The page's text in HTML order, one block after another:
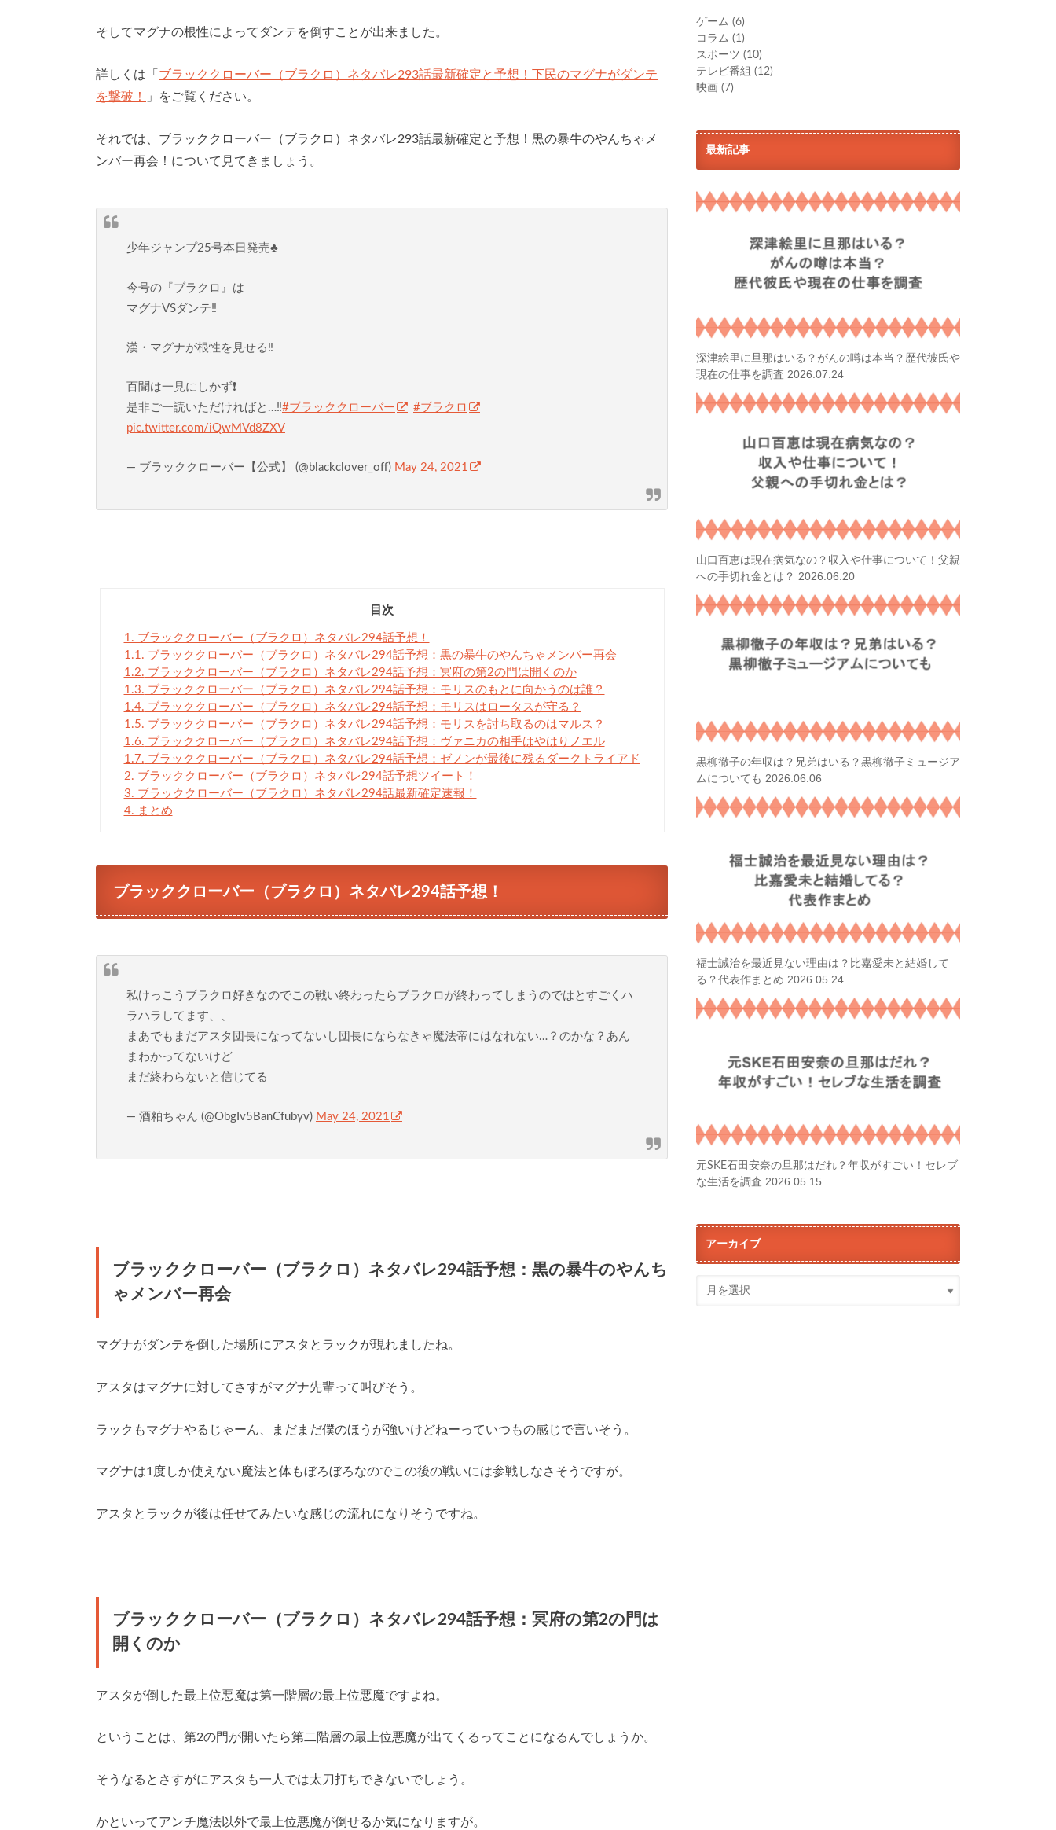
そしてマグナの根性によってダンテを倒すことが出来ました。
詳しくは「 ブラッククローバー（ブラクロ）ネタバレ293話最新確定と予想！下民のマグナがダンテ
を撃破！
」をご覧ください。
それでは、ブラッククローバー（ブラクロ）ネタバレ293話最新確定と予想！黒の暴牛のやんちゃメ
ンバー再会！について見てきましょう。
少年ジャンプ25号本日発売♣️
今号の『ブラクロ』は
マグナVSダンテ‼️
漢・マグナが根性を見せる‼️
百聞は一見にしかず❗️
是非ご一読いただければと…‼️#ブラッククローバー
#ブラクロ
pic.twitter.com/iQwMVd8ZXV
— ブラッククローバー【公式】 (@blackclover_off) May 24, 2021
目次
1. ブラッククローバー（ブラクロ）ネタバレ294話予想！
1.1. ブラッククローバー（ブラクロ）ネタバレ294話予想：黒の暴牛のやんちゃメンバー再会
1.2. ブラッククローバー（ブラクロ）ネタバレ294話予想：冥府の第2の門は開くのか
1.3. ブラッククローバー（ブラクロ）ネタバレ294話予想：モリスのもとに向かうのは誰？
1.4. ブラッククローバー（ブラクロ）ネタバレ294話予想：モリスはロータスが守る？
1.5. ブラッククローバー（ブラクロ）ネタバレ294話予想：モリスを討ち取るのはマルス？
1.6. ブラッククローバー（ブラクロ）ネタバレ294話予想：ヴァニカの相手はやはりノエル
1.7. ブラッククローバー（ブラクロ）ネタバレ294話予想：ゼノンが最後に残るダークトライアド
2. ブラッククローバー（ブラクロ）ネタバレ294話予想ツイート！
3. ブラッククローバー（ブラクロ）ネタバレ294話最新確定速報！
4. まとめ
ブラッククローバー（ブラクロ）ネタバレ294話予想！
私けっこうブラクロ好きなのでこの戦い終わったらブラクロが終わってしまうのではとすごくハ
ラハラしてます、、
まあでもまだアスタ団長になってないし団長にならなきゃ魔法帝にはなれない…？のかな？あん
まわかってないけど
まだ終わらないと信じてる
— 酒粕ちゃん (@ObgIv5BanCfubyv) May 24, 2021
ブラッククローバー（ブラクロ）ネタバレ294話予想：黒の暴牛のやんち
ゃメンバー再会
マグナがダンテを倒した場所にアスタとラックが現れましたね。
アスタはマグナに対してさすがマグナ先輩って叫びそう。
ラックもマグナやるじゃーん、まだまだ僕のほうが強いけどねーっていつもの感じで言いそう。
マグナは1度しか使えない魔法と体もぼろぼろなのでこの後の戦いには参戦しなさそうですが。
アスタとラックが後は任せてみたいな感じの流れになりそうですね。
ブラッククローバー（ブラクロ）ネタバレ294話予想：冥府の第2の門は
開くのか
アスタが倒した最上位悪魔は第一階層の最上位悪魔ですよね。
ということは、第2の門が開いたら第二階層の最上位悪魔が出てくるってことになるんでしょうか。
そうなるとさすがにアスタも一人では太刀打ちできないでしょう。
かといってアンチ魔法以外で最上位悪魔が倒せるか気になりますが。
ゲーム (6)
コラム (1)
スポーツ (10)
テレビ番組 (12)
映画 (7)
最新記事
深津絵里に旦那はいる？がんの噂は本当？歴代彼氏や
現在の仕事を調査 2026.07.24
山口百恵は現在病気なの？収入や仕事について！父親
への手切れ金とは？ 2026.06.20
黒柳徹子の年収は？兄弟はいる？黒柳徹子ミュージア
ムについても 2026.06.06
福士誠治を最近見ない理由は？比嘉愛未と結婚して
る？代表作まとめ 2026.05.24
元SKE石田安奈の旦那はだれ？年収がすごい！セレブ
な生活を調査 2026.05.15
アーカイブ